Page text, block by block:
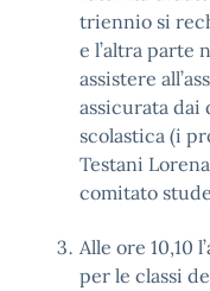
triennio si
e l’altra parte
assistere
assicurata dai
scolastica (i
Testani
comitato
Alle ore 10,10
per le classi